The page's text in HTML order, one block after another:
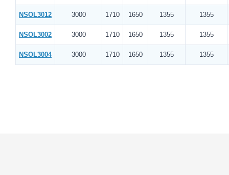
NSOL3012 3000 1710 1650 1355 1355
NSOL3002 3000 1710 1650 1355 1355
NSOL3004 3000 1710 1650 1355 1355